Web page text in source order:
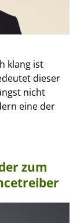
klang ist
dieser
nicht
eine der
zum